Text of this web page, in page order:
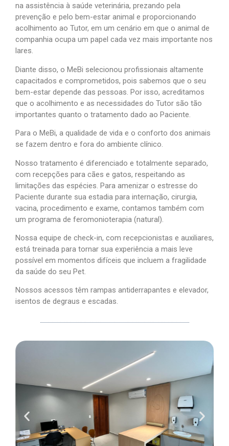
na assistência à saúde veterinária, prezando pela
prevenção e pelo bem-estar animal e proporcionando
acolhimento ao Tutor, em um cenário em que o animal de
companhia ocupa um papel cada vez mais importante nos
lares.
Diante disso, o MeBi selecionou profissionais altamente
capacitados e comprometidos, pois sabemos que o seu
bem-estar depende das pessoas. Por isso, acreditamos
que o acolhimento e as necessidades do Tutor são tão
importantes quanto o tratamento dado ao Paciente.
Para o MeBi, a qualidade de vida e o conforto dos animais
se fazem dentro e fora do ambiente clínico.
Nosso tratamento é diferenciado e totalmente separado,
com recepções para cães e gatos, respeitando as
limitações das espécies. Para amenizar o estresse do
Paciente durante sua estadia para internação, cirurgia,
vacina, procedimento e exame, contamos também com
um programa de feromonioterapia (natural).
Nossa equipe de check-in, com recepcionistas e auxiliares,
está treinada para tornar sua experiência a mais leve
possível em momentos difíceis que incluem a fragilidade
da saúde do seu Pet.
Nossos acessos têm rampas antiderrapantes e elevador,
isentos de degraus e escadas.